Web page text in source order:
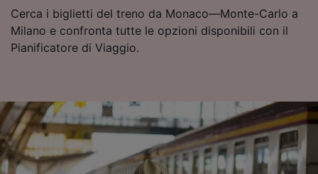
Cerca i biglietti del treno da Monaco—Monte-Carlo a
Milano e confronta tutte le opzioni disponibili con il
Pianificatore di Viaggio.